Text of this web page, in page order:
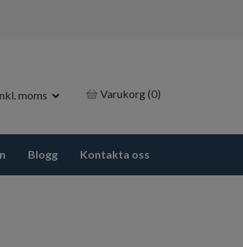
moms Varukorg(0)
Blogg Kontakta oss